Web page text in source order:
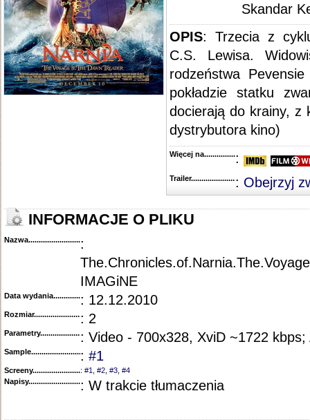
Skandar
OPIS: Trzecia z
C.S. Lewisa.
rodzeństwa
pokładzie statku
docierają do krainy, z
dystrybutora kino)
Więcej na........................................
:
Trailer...........................................
: Obejrzyj
INFORMACJE O PLIKU
Nazwa.............................................
:
IMAGiNE
Data wydania......................................
: 12.12.2010
Rozmiar...........................................
: 2
Parametry.........................................: Video - 700x328, XviD ~1722
Sample............................................
: #1
Screeny...........................................
: #1 #2 #3 #4
Napisy............................................: W trakcie tłumaczenia